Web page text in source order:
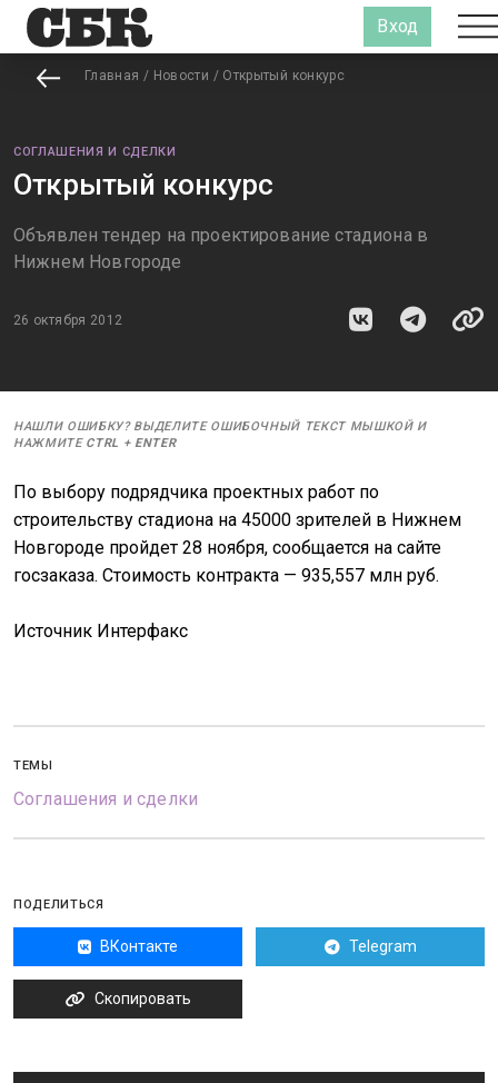
Вход
Главная / Новости / Открытый конкурс
СОГЛАШЕНИЯ И СДЕЛКИ
Открытый конкурс
Объявлен тендер на проектирование стадиона в
Нижнем Новгороде
26 октября 2012
НАШЛИ ОШИБКУ? ВЫДЕЛИТЕ ОШИБОЧНЫЙ ТЕКСТ МЫШКОЙ И
НАЖМИТЕ CTRL + ENTER
По выбору подрядчика проектных работ по
строительству стадиона на 45000 зрителей в Нижнем
Новгороде пройдет 28 ноября, сообщается на сайте
госзаказа. Стоимость контракта — 935,557 млн руб.
Источник Интерфакс
ТЕМЫ
Соглашения и сделки
ПОДЕЛИТЬСЯ
ВКонтакте Telegram
Скопировать